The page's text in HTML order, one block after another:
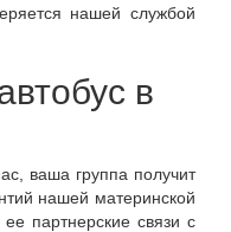
нашей службой
в
ваша группа получит
нашей материнской
партнерские связи с